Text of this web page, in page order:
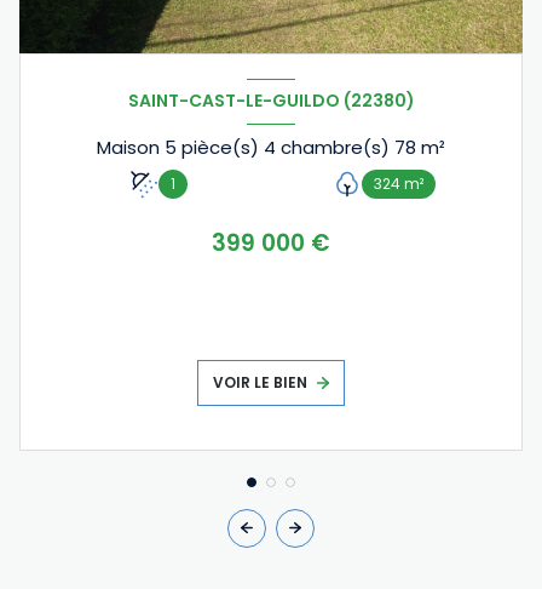
SAINT-CAST-LE-GUILDO (22380)
Maison 5 pièce(s) 4 chambre(s) 78 m²
1 324 m²
399 000 €
VOIR LE BIEN